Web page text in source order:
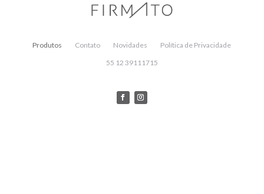
Produtos Contato Novidades
Política de Privacidade
55 12 39111715